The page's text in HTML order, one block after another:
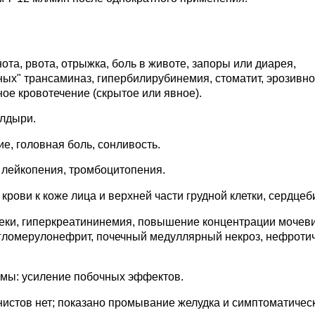
рвота, отрыжка, боль в животе, запоры или диарея,
трансаминаз, гипербилирубинемия, стоматит,
кровотечение (скрытое или явное).
головная боль, сонливость.
тромбоцитопения.
к коже лица и верхней части грудной клетки,
гиперкреатининемия, повышение концентрации
почечный медуллярный некроз,
усиление побочных эффектов.
нет; показано промывание желудка и